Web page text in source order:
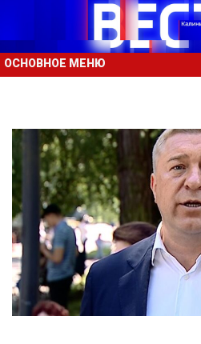
ОСНОВНОЕ МЕНЮ